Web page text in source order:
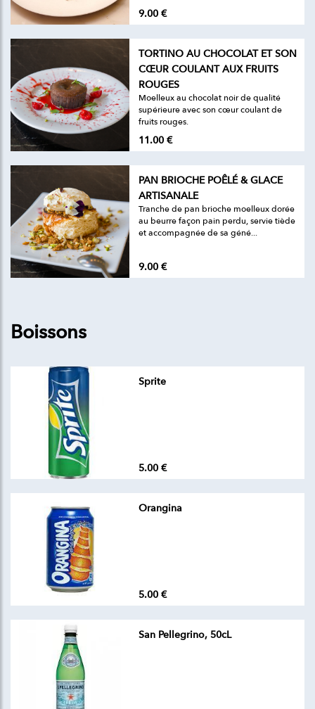
9.00 €
TORTINO AU CHOCOLAT ET SON
CŒUR COULANT AUX FRUITS
ROUGES
Moelleux au chocolat noir de qualité
supérieure avec son cœur coulant de
fruits rouges.
11.00 €
PAN BRIOCHE POÊLÉ & GLACE
ARTISANALE
Tranche de pan brioche moelleux dorée
au beurre façon pain perdu, servie tiède
et accompagnée de sa géné...
9.00 €
Boissons
Sprite
5.00 €
Orangina
5.00 €
San Pellegrino, 50cL